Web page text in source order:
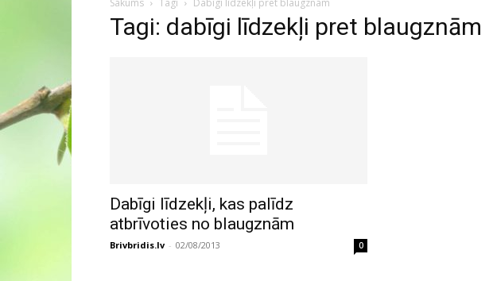
Sākums Tagi Dabīgi līdzekļi pret blaugznām
Tagi: dabīgi līdzekļi pret blaugznām
Dabīgi līdzekļi, kas palīdz
atbrīvoties no blaugznām
Brivbridis.lv - 02/08/2013 0